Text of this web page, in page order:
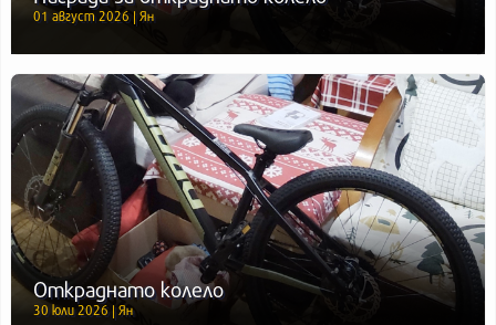
01 август 2026 | Ян
Откраднато колело
30 юли 2026 | Ян